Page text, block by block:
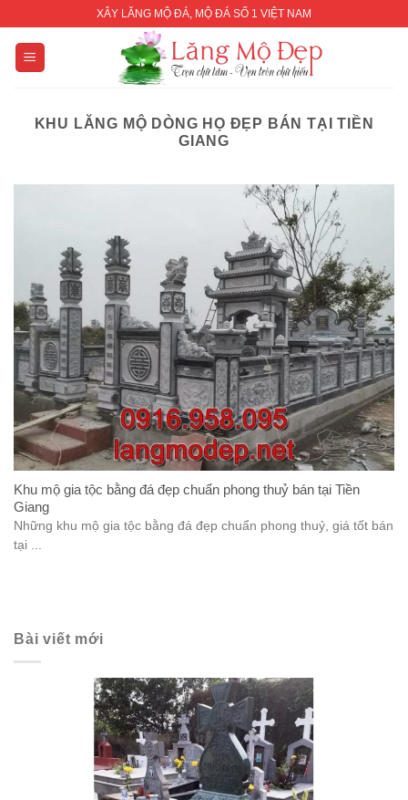
content
XÂY LĂNG MỘ ĐÁ, MỘ ĐÁ SỐ 1 VIỆT NAM
KHU LĂNG MỘ DÒNG HỌ ĐẸP BÁN TẠI TIỀN
GIANG
Khu mộ gia tộc bằng đá đẹp chuẩn phong thuỷ bán tại Tiền
Giang
Những khu mộ gia tộc bằng đá đẹp chuẩn phong thuỷ, giá tốt bán
tại ...
Bài viết mới